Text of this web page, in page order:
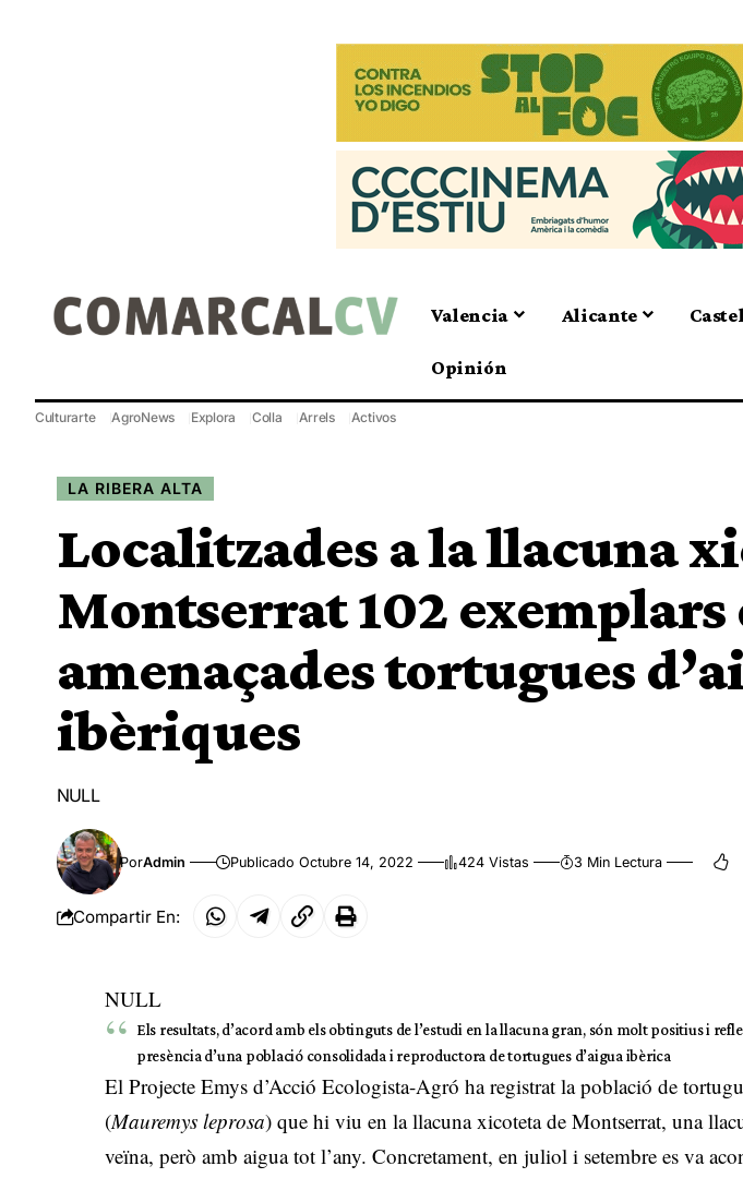
Valencia Alicante
Opinión
Culturarte AgroNews Explora Colla Arrels Activos
LA RIBERA ALTA
Localitzades a la llacuna
Montserrat 102 exemplars
amenaçades tortugues
ibèriques
NULL
PorAdmin Publicado Octubre 14, 2022 424 Vistas 3 Min Lectura
Compartir En:
NULL
Els resultats, d’acord amb els obtinguts de l’estudi en la llacuna gran, són molt positius i
presència d’una població consolidada i reproductora de tortugues d’aigua ibèrica
El Projecte Emys d’Acció Ecologista-Agró ha registrat la població de
(Mauremys leprosa) que hi viu en la llacuna xicoteta de Montserrat, una
veïna, però amb aigua tot l’any. Concretament, en juliol i setembre es va